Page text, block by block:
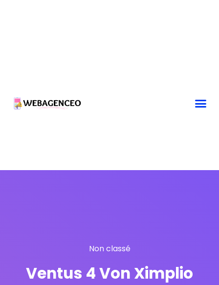
Non classé
Ventus 4 Von Ximplio